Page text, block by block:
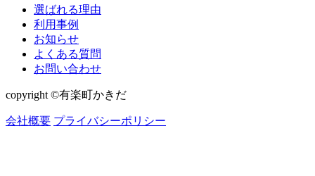
選ばれる理由
利用事例
お知らせ
よくある質問
お問い合わせ
copyright ©有楽町かきだ
会社概要 プライバシーポリシー